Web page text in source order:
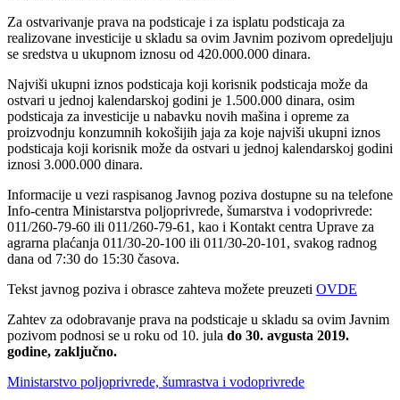
Za ostvarivanje prava na podsticaje i za isplatu podsticaja za
realizovane investicije u skladu sa ovim Javnim pozivom opredeljuju
se sredstva u ukupnom iznosu od 420.000.000 dinara.
Najviši ukupni iznos podsticaja koji korisnik podsticaja može da
ostvari u jednoj kalendarskoj godini je 1.500.000 dinara, osim
podsticaja za investicije u nabavku novih mašina i opreme za
proizvodnju konzumnih kokošijih jaja za koje najviši ukupni iznos
podsticaja koji korisnik može da ostvari u jednoj kalendarskoj godini
iznosi 3.000.000 dinara.
Informacije u vezi raspisanog Javnog poziva dostupne su na telefone
Info-centra Ministarstva poljoprivrede, šumarstva i vodoprivrede:
011/260-79-60 ili 011/260-79-61, kao i Kontakt centra Uprave za
agrarna plaćanja 011/30-20-100 ili 011/30-20-101, svakog radnog
dana od 7:30 do 15:30 časova.
Tekst javnog poziva i obrasce zahteva možete preuzeti OVDE
Zahtev za odobravanje prava na podsticaje u skladu sa ovim Javnim
pozivom podnosi se u roku od 10. jula do 30. avgusta 2019.
godine, zaključno.
Ministarstvo poljoprivrede, šumrastva i vodoprivrede